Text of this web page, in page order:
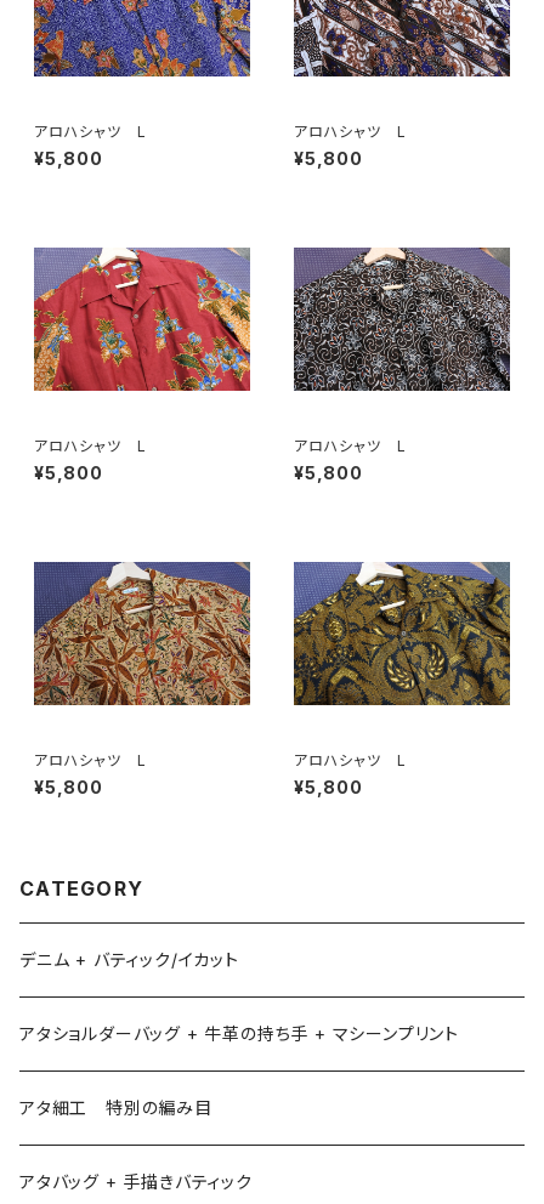
アロハシャツ L
¥5,800
アロハシャツ L
¥5,800
アロハシャツ L
¥5,800
アロハシャツ L
¥5,800
アロハシャツ L
¥5,800
アロハシャツ L
¥5,800
CATEGORY
デニム + バティック/イカット
アタショルダーバッグ + 牛革の持ち手 + マシーンプリント
アタ細工 特別の編み目
アタバッグ + 手描きバティック